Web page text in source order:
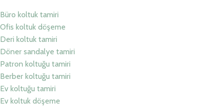
Büro koltuk tamiri
Ofis koltuk döşeme
Deri koltuk tamiri
Döner sandalye tamiri
Patron koltuğu tamiri
Berber koltuğu tamiri
Ev koltuğu tamiri
Ev koltuk döşeme